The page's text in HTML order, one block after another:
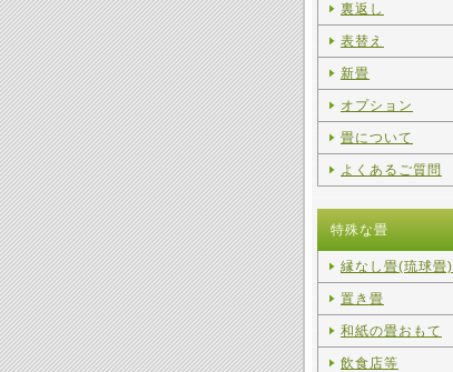
裏返し
表替え
新畳
オプション
畳について
よくあるご質問
特殊な畳
縁なし畳(琉球畳)
置き畳
和紙の畳おもて
飲食店等